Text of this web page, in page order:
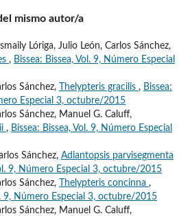
mismo autor/a
Lóriga, Julio León, Carlos Sánchez,
, Bissea: Bissea, Vol. 9, Número Especial
Sánchez,
Thelypteris gracilis , Bissea:
Especial 3, octubre/2015
Sánchez, Manuel G. Caluff,
, Bissea: Bissea, Vol. 9, Número Especial
Sánchez, Adiantopsis parvisegmenta
9, Número Especial 3, octubre/2015
Sánchez,
Thelypteris concinna ,
9, Número Especial 3, octubre/2015
Sánchez, Manuel G. Caluff,